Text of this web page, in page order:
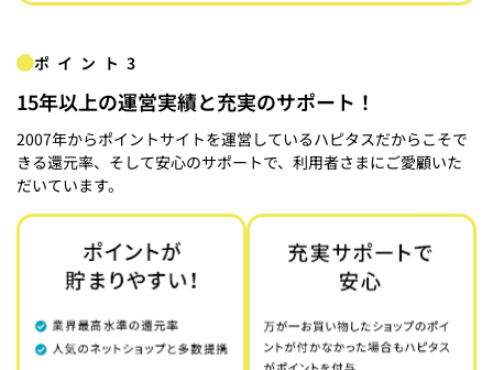
ポイント3
15年以上の運営実績と充実のサポート！
2007年からポイントサイトを運営しているハピタスだからこそで
きる還元率、そして安心のサポートで、利用者さまにご愛顧いた
だいています。